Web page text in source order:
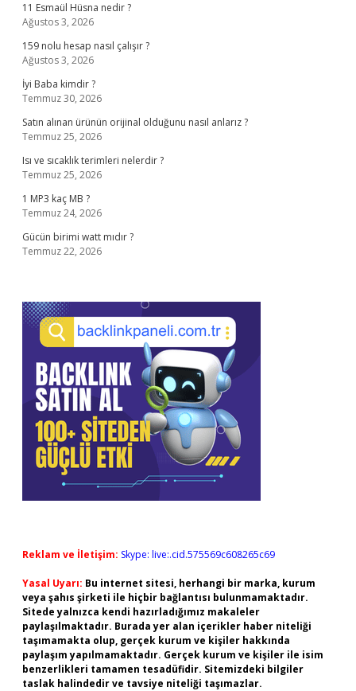
11 Esmaül Hüsna nedir ?
Ağustos 3, 2026
159 nolu hesap nasıl çalışır ?
Ağustos 3, 2026
İyi Baba kimdir ?
Temmuz 30, 2026
Satın alınan ürünün orijinal olduğunu nasıl anlarız ?
Temmuz 25, 2026
Isı ve sıcaklık terimleri nelerdir ?
Temmuz 25, 2026
1 MP3 kaç MB ?
Temmuz 24, 2026
Gücün birimi watt mıdır ?
Temmuz 22, 2026
Reklam ve İletişim: Skype: live:.cid.575569c608265c69
Yasal Uyarı: Bu internet sitesi, herhangi bir marka, kurum
veya şahıs şirketi ile hiçbir bağlantısı bulunmamaktadır.
Sitede yalnızca kendi hazırladığımız makaleler
paylaşılmaktadır. Burada yer alan içerikler haber niteliği
taşımamakta olup, gerçek kurum ve kişiler hakkında
paylaşım yapılmamaktadır. Gerçek kurum ve kişiler ile isim
benzerlikleri tamamen tesadüfidir. Sitemizdeki bilgiler
taslak halindedir ve tavsiye niteliği taşımazlar.